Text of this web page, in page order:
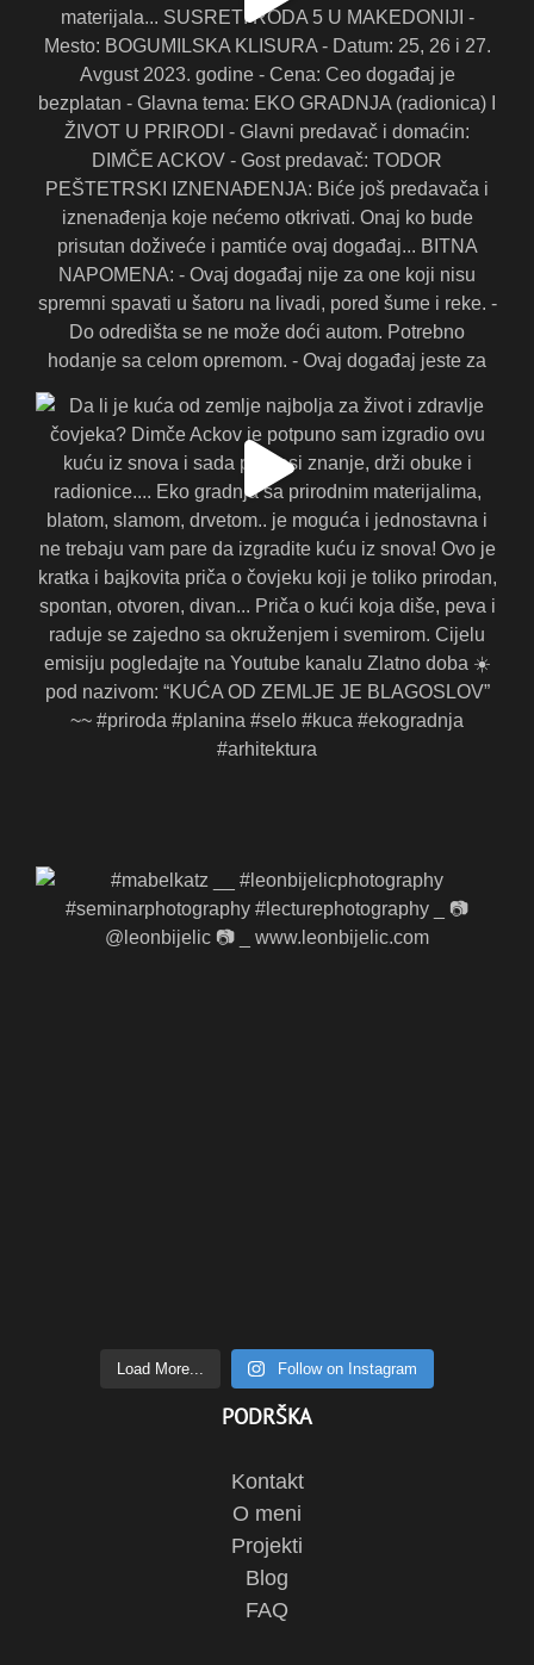
Load More... Follow on Instagram
PODRŠKA
Kontakt
O meni
Projekti
Blog
FAQ